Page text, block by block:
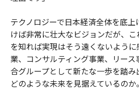
テクノロジーで日本経済全体を底
けば非常に壮大なビジョンだが、
を知れば実現はそう遠くないよう
業、コンサルティング事業、リー
合グループとして新たな一歩を踏
どのような未来を見据えているのか。